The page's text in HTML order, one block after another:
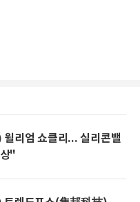
리엄 쇼클리... 실리콘밸
"